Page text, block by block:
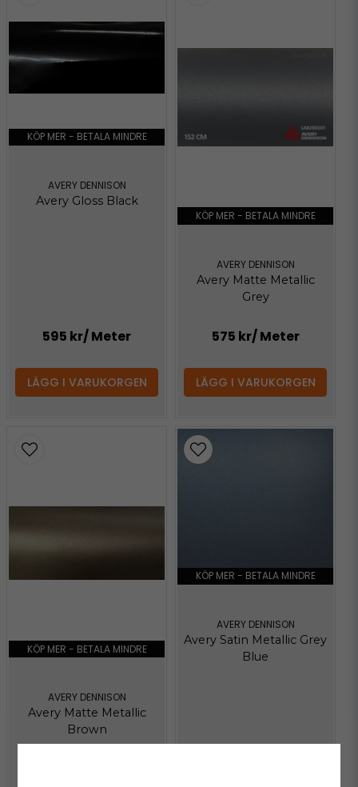
avery-colours.pdf
4.66 MB
KÖP MER - BETALA MINDRE
AVERY DENNISON
Avery Gloss Black
595 kr/ Meter
LÄGG I VARUKORGEN
KÖP MER - BETALA MINDRE
AVERY DENNISON
Avery Matte Metallic
Grey
575 kr/ Meter
LÄGG I VARUKORGEN
KÖP MER - BETALA MINDRE
AVERY DENNISON
Avery Matte Metallic
Brown
KÖP MER - BETALA MINDRE
AVERY DENNISON
Avery Satin Metallic Grey
Blue